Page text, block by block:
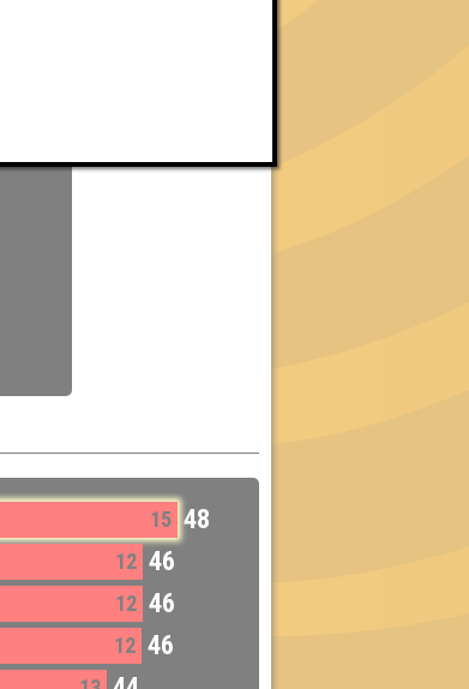
15 48
12 46
12 46
12 46